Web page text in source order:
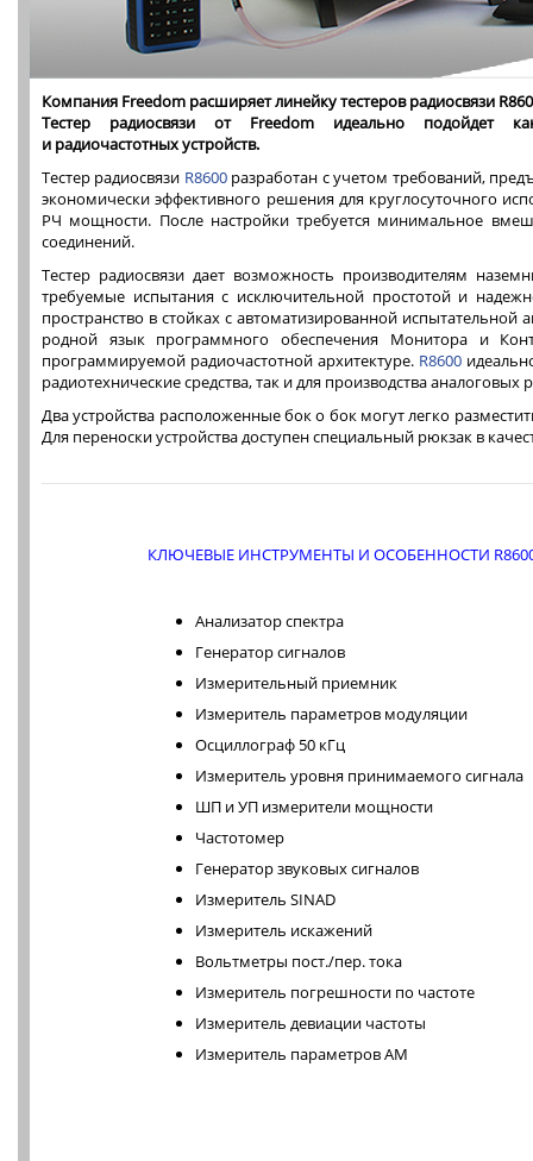
Компания Freedom расширяет линейку тестеров радиосвязи
Тестер радиосвязи от Freedom идеально подойдет
и радиочастотных устройств.
Тестер радиосвязи R8600разработан с учетом требований,
экономически эффективного решения для круглосуточного
РЧ мощности. После настройки требуется минимальное
соединений.
Тестер радиосвязи дает возможность производителям
требуемые испытания с исключительной простотой и
пространство в стойках с автоматизированной испытательной
родной язык программного обеспечения Монитора и
программируемой радиочастотной архитектуре. R8600
радиотехнические средства, так и для производства
Два устройства расположенные бок о бок могут легко
Для переноски устройства доступен специальный рюкзак в
КЛЮЧЕВЫЕ ИНСТРУМЕНТЫ И ОСОБЕННОСТИ
Анализатор спектра
Генератор сигналов
Измерительный приемник
Измеритель параметров модуляции
Осциллограф 50 кГц
Измеритель уровня принимаемого сигнала
ШП и УП измерители мощности
Частотомер
Генератор звуковых сигналов
Измеритель SINAD
Измеритель искажений
Вольтметры пост./пер. тока
Измеритель погрешности по частоте
Измеритель девиации частоты
Измеритель параметров АМ